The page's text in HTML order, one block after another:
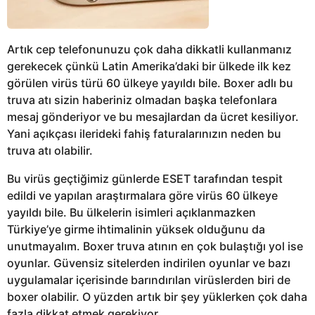
Artık cep telefonunuzu çok daha dikkatli kullanmanız
gerekecek çünkü Latin Amerika’daki bir ülkede ilk kez
görülen virüs türü 60 ülkeye yayıldı bile. Boxer adlı bu
truva atı sizin haberiniz olmadan başka telefonlara
mesaj gönderiyor ve bu mesajlardan da ücret kesiliyor.
Yani açıkçası ilerideki fahiş faturalarınızın neden bu
truva atı olabilir.
Bu virüs geçtiğimiz günlerde ESET tarafından tespit
edildi ve yapılan araştırmalara göre virüs 60 ülkeye
yayıldı bile. Bu ülkelerin isimleri açıklanmazken
Türkiye’ye girme ihtimalinin yüksek olduğunu da
unutmayalım. Boxer truva atının en çok bulaştığı yol ise
oyunlar. Güvensiz sitelerden indirilen oyunlar ve bazı
uygulamalar içerisinde barındırılan virüslerden biri de
boxer olabilir. O yüzden artık bir şey yüklerken çok daha